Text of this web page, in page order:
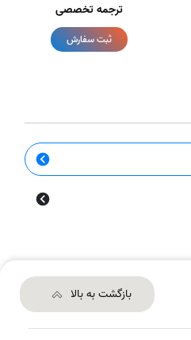
ترجمه تخصصی
ثبت سفارش
بازگشت به بالا